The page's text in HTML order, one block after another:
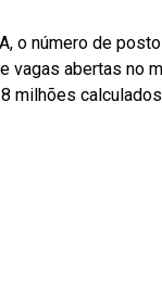
o número de
vagas abertas no
milhões